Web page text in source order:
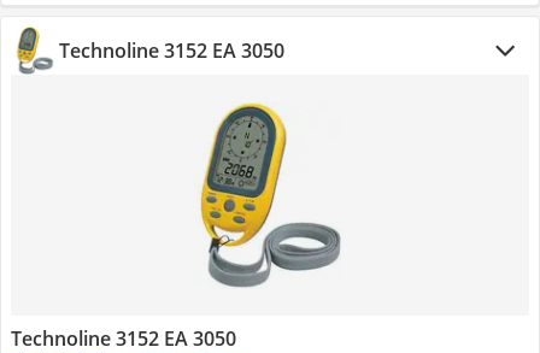
Technoline 3152 EA 3050
Technoline 3152 EA 3050